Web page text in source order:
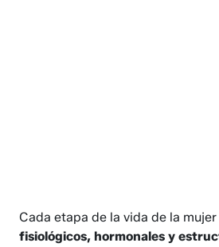
Cada etapa de la vida de la
fisiológicos, hormonales y